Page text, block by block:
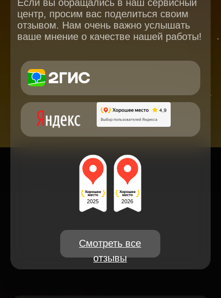
Смотреть все
отзывы
Консультация с мастером
по ремонту в онлайн в
чате
Блог статей - важное,
полезное, новое
В нашем блоге статей мы
смартфонов и не только
качества и их характеристики